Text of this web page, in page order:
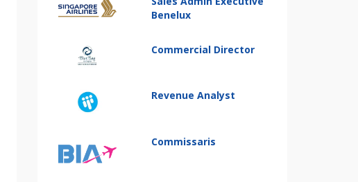
Benelux
Commercial Director
Revenue Analyst
Commissaris